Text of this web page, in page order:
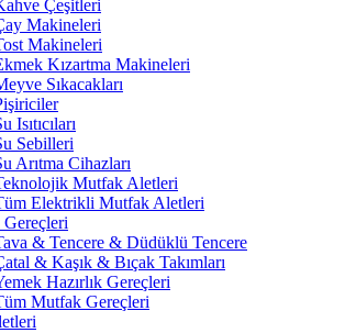
Çeşitleri
Makineleri
Makineleri
Kızartma Makineleri
Sıkacakları
Isıtıcıları
Sebilleri
Arıtma Cihazları
Mutfak Aletleri
Elektrikli Mutfak Aletleri
& Tencere & Düdüklü Tencere
& Kaşık & Bıçak Takımları
Hazırlık Gereçleri
Mutfak Gereçleri